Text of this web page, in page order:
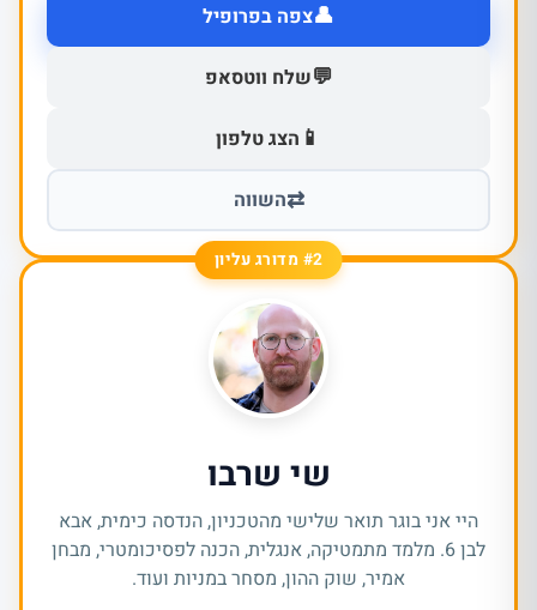
👤צפה בפרופיל
💬שלח ווטסאפ
📱 הצג טלפון
⇄השווה
#2 מדורג עליון
שי שרבו
היי אני בוגר תואר שלישי מהטכניון, הנדסה כימית, אבא
לבן 6. מלמד מתמטיקה, אנגלית, הכנה לפסיכומטרי, מבחן
אמיר, שוק ההון, מסחר במניות ועוד.